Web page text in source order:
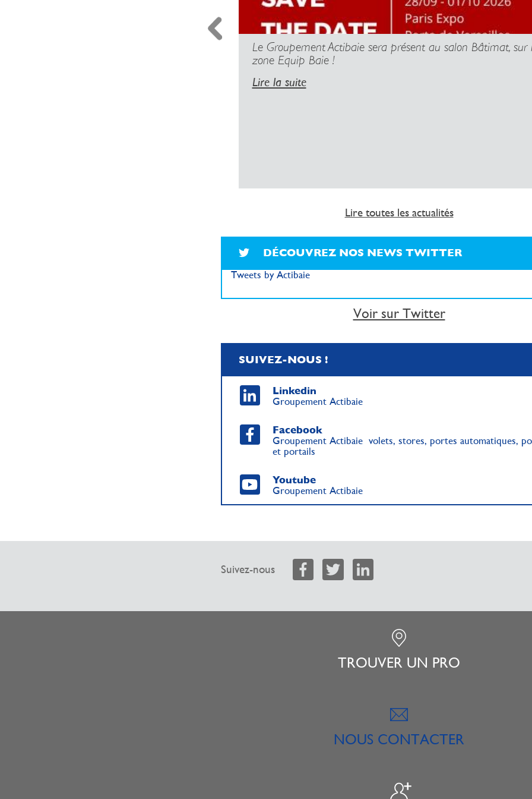
Le Groupement Actibaie sera présent au salon Bâtimat, sur
zone Equip Baie !
Lire la suite
Lire toutes les actualités
DÉCOUVREZ NOS NEWS TWITTER
Tweets by Actibaie
Voir sur Twitter
SUIVEZ-NOUS !
Linkedin
Groupement Actibaie
Facebook
Groupement Actibaie volets, stores, portes automatiques,
et portails
Youtube
Groupement Actibaie
Suivez-nous
TROUVER UN PRO
NOUS CONTACTER